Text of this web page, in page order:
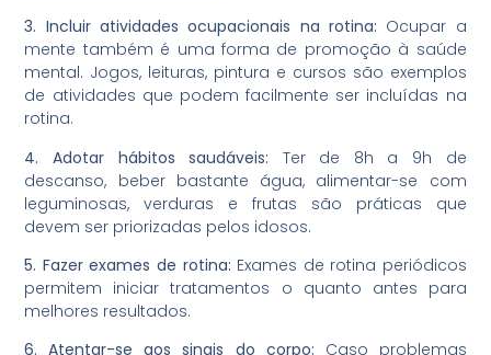
3. Incluir atividades ocupacionais na rotina: Ocupar a
mente também é uma forma de promoção à saúde
mental. Jogos, leituras, pintura e cursos são exemplos
de atividades que podem facilmente ser incluídas na
rotina.
4. Adotar hábitos saudáveis: Ter de 8h a 9h de
descanso, beber bastante água, alimentar-se com
leguminosas, verduras e frutas são práticas que
devem ser priorizadas pelos idosos.
5. Fazer exames de rotina: Exames de rotina periódicos
permitem iniciar tratamentos o quanto antes para
melhores resultados.
6. Atentar-se aos sinais do corpo: Caso problemas